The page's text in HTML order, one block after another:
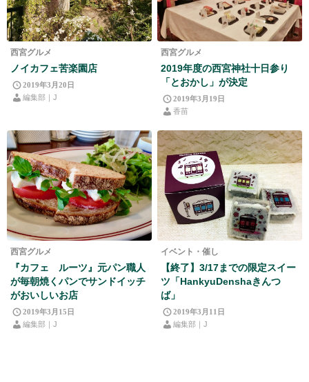
西宮グルメ
ノイカフェ苦楽園店
2019年3月20日
編集部｜J
西宮グルメ
2019年度の西宮神社十日参り
「とおかし」が決定
2019年3月19日
香苗
西宮グルメ
『カフェ ルーツ』元パン職人
が毎朝焼くパンでサンドイッチ
がおいしいお店
2019年3月15日
編集部｜J
イベント・催し
【終了】3/17までの限定スイー
ツ「HankyuDenshaきんつ
ば」
2019年3月11日
編集部｜J